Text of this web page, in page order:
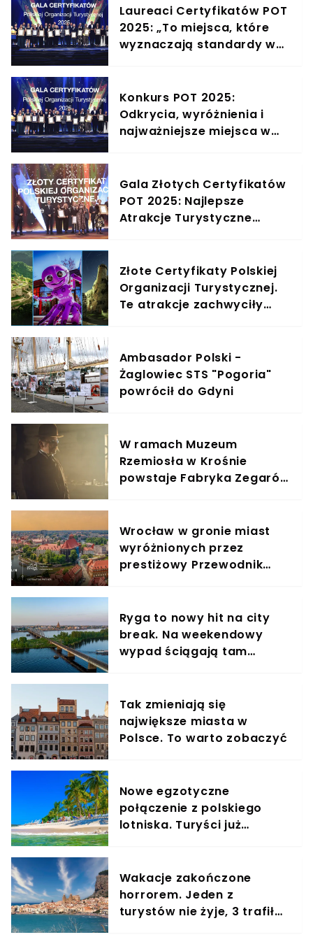
Laureaci Certyfikatów POT
2025: „To miejsca, które
wyznaczają standardy w
Janowskim, dyrektorem
Departamentu Wsparcia
Rozwoju Turystyki POT
Konkurs POT 2025:
Odkrycia, wyróżnienia i
najważniejsze miejsca w
Gala Złotych Certyfikatów
POT 2025: Najlepsze
Atrakcje Turystyczne
Złote Certyfikaty Polskiej
Organizacji Turystycznej.
Te atrakcje zachwyciły
Ambasador Polski -
Żaglowiec STS "Pogoria"
powrócił do Gdyni
W ramach Muzeum
Rzemiosła w Krośnie
powstaje Fabryka Zegarów
Wrocław w gronie miast
wyróżnionych przez
prestiżowy Przewodnik
Ryga to nowy hit na city
break. Na weekendowy
wypad ściągają tam
Tak zmieniają się
największe miasta w
Polsce. To warto zobaczyć
Nowe egzotyczne
połączenie z polskiego
lotniska. Turyści już
Wakacje zakończone
horrorem. Jeden z
turystów nie żyje, 3 trafiło